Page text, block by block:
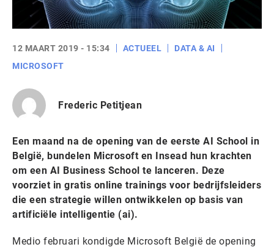
12 MAART 2019 - 15:34 ACTUEEL
DATA & AI
MICROSOFT
Frederic Petitjean
Een maand na de opening van de eerste AI School in
België, bundelen Microsoft en Insead hun krachten
om een AI Business School te lanceren. Deze
voorziet in gratis online trainings voor bedrijfsleiders
die een strategie willen ontwikkelen op basis van
artificiële intelligentie (ai).
Medio februari kondigde Microsoft België de opening